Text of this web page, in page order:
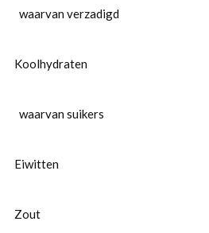
waarvan verzadigd
Koolhydraten
waarvan suikers
Eiwitten
Zout